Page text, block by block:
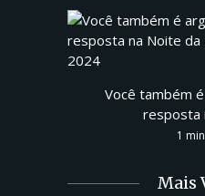
Você também
resposta
1
Mais